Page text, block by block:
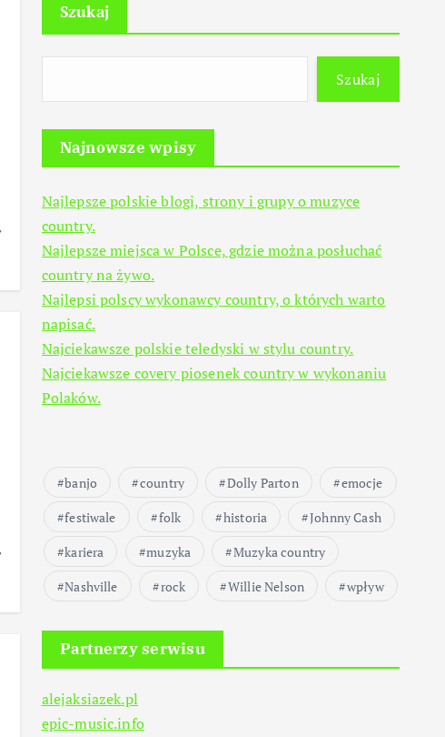
Szukaj
Szukaj
Najnowsze wpisy
Najlepsze polskie blogi, strony i grupy o muzyce
country.
Najlepsze miejsca w Polsce, gdzie można posłuchać
country na żywo.
Najlepsi polscy wykonawcy country, o których warto
napisać.
Najciekawsze polskie teledyski w stylu country.
Najciekawsze covery piosenek country w wykonaniu
Polaków.
banjo country Dolly Parton
emocje
festiwale
folk historia
Johnny Cash
kariera
muzyka
Muzyka country
Nashville
rock Willie Nelson wpływ
Partnerzy serwisu
alejaksiazek.pl
epic-music.info